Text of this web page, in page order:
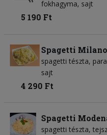
fokhagyma sajt
5 190 Ft
Spagetti Milano
spagetti tészta
sajt
4 290 Ft
Spagetti
spagetti tészta